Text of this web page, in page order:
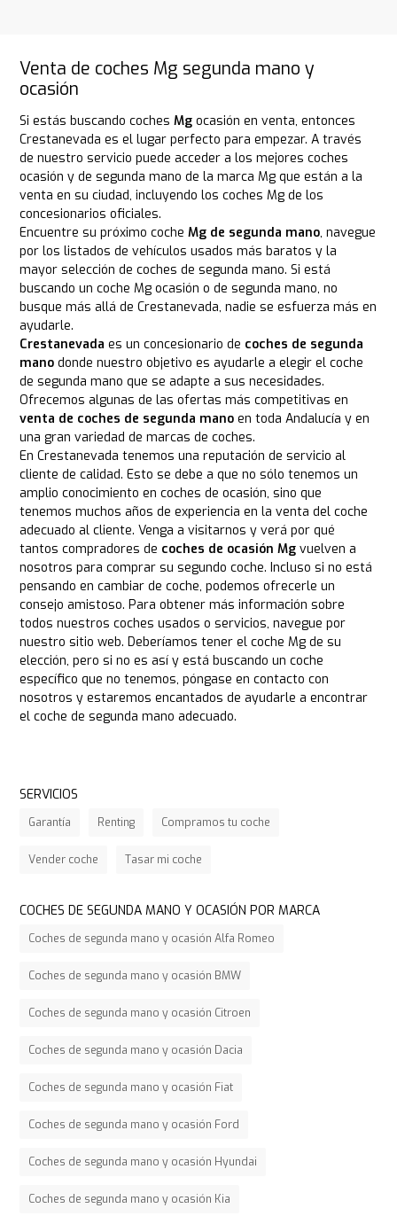
Venta de coches Mg segunda mano y
ocasión
Si estás buscando cochesMg ocasión en venta, entonces
Crestanevada es el lugar perfecto para empezar. A través
de nuestro servicio puede acceder a los mejores coches
ocasión y de segunda mano de la marca Mg que están a la
venta en su ciudad, incluyendo los coches Mg de los
concesionarios oficiales.
Encuentre su próximo cocheMg de segunda mano, navegue
por los listados de vehículos usados más baratos y la
mayor selección de coches de segunda mano. Si está
buscando un coche Mg ocasión o de segunda mano, no
busque más allá de Crestanevada, nadie se esfuerza más en
ayudarle.
Crestanevada es un concesionario de coches de segunda
mano donde nuestro objetivo es ayudarle a elegir el coche
de segunda mano que se adapte a sus necesidades.
Ofrecemos algunas de las ofertas más competitivas en
venta de coches de segunda mano en toda Andalucía y en
una gran variedad de marcas de coches.
En Crestanevada tenemos una reputación de servicio al
cliente de calidad. Esto se debe a que no sólo tenemos un
amplio conocimiento en coches de ocasión, sino que
tenemos muchos años de experiencia en la venta del coche
adecuado al cliente. Venga a visitarnos y verá por qué
tantos compradores de coches de ocasión Mg vuelven a
nosotros para comprar su segundo coche. Incluso si no está
pensando en cambiar de coche, podemos ofrecerle un
consejo amistoso. Para obtener más información sobre
todos nuestros coches usados o servicios, navegue por
nuestro sitio web. Deberíamos tener el coche Mg de su
elección, pero si no es así y está buscando un coche
específico que no tenemos, póngase en contacto con
nosotros y estaremos encantados de ayudarle a encontrar
el coche de segunda mano adecuado.
SERVICIOS
Garantía Renting Compramos tu coche
Vender coche Tasar mi coche
COCHES DE SEGUNDA MANO Y OCASIÓN POR MARCA
Coches de segunda mano y ocasión Alfa Romeo
Coches de segunda mano y ocasión BMW
Coches de segunda mano y ocasión Citroen
Coches de segunda mano y ocasión Dacia
Coches de segunda mano y ocasión Fiat
Coches de segunda mano y ocasión Ford
Coches de segunda mano y ocasión Hyundai
Coches de segunda mano y ocasión Kia